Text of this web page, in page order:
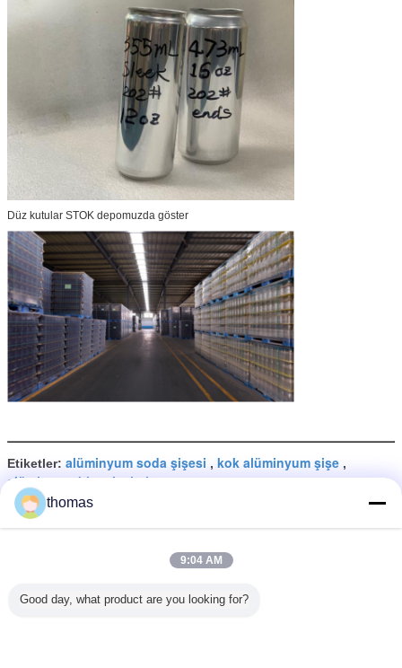
Düz kutular STOK depomuzda göster
Etiketler: alüminyum soda şişesi , kok alüminyum şişe ,
alüminyum bira şişeleri
için düşük boş 12 oz ince kutu
thomas
9:04 AM
Good day, what product are you looking for?